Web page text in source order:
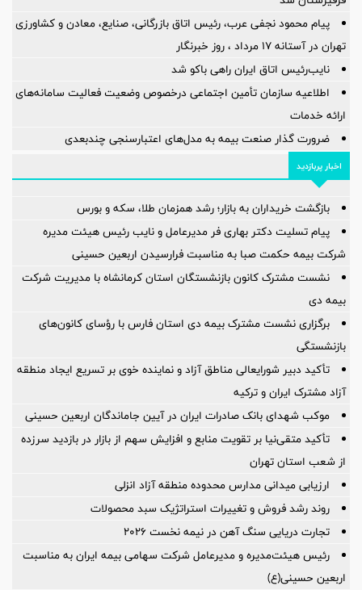
پیام محمود نجفی عرب، رئیس اتاق بازرگانی، صنایع، معادن و کشاورزی
تهران در آستانه 17 مرداد ، روز خبرنگار
نایب‌رئیس اتاق ایران راهی باکو شد
اطلاعیه سازمان تأمین اجتماعی درخصوص وضعیت فعالیت سامانه‌های
ارائه خدمات
ضرورت گذار صنعت بیمه به مدل‌های اعتبارسنجی چندبعدی
اخبار پربازدید
بازگشت خریداران به بازار؛ رشد همزمان طلا، سکه و بورس
پیام تسلیت دکتر بهاری فر مدیرعامل و نایب رئیس هیئت مدیره
شرکت بیمه حکمت صبا به مناسبت فرارسیدن اربعین حسینی
نشست مشترک کانون بازنشستگان استان کرمانشاه با مدیریت شرکت
بیمه دی
برگزاری نشست مشترک بیمه دی استان فارس با رؤسای کانون‌های
بازنشستگی
تأکید دبیر شورایعالی مناطق آزاد و نماینده خوی بر تسریع ایجاد منطقه
آزاد مشترک ایران و ترکیه
موکب شهدای بانک صادرات ایران در آیین جاماندگان اربعین حسینی
تأکید متقی‌نیا بر تقویت منابع و افزایش سهم از بازار در بازدید سرزده
از شعب استان تهران
ارزیابی میدانی مدارس محدوده منطقه آزاد انزلی
روند رشد فروش و تغییرات استراتژیک سبد محصولات
تجارت دریایی سنگ آهن در نیمه نخست ۲۰۲۶
رئیس هیئت‌مدیره و مدیرعامل شرکت سهامی بیمه ایران به مناسبت
اربعین حسینی(ع)